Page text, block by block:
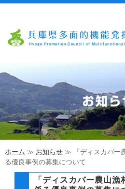
ホーム ≫ お知らせ ≫ 「ディスカバー
る優良事例の募集について
「ディスカバー農山